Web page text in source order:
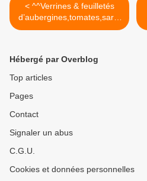
< ^^Verrines & feuilletés
d’aubergines,tomates,sardi
nes/Partenariat avec La
Hébergé par Overblog
Top articles
Pages
Contact
Signaler un abus
C.G.U.
Cookies et données personnelles